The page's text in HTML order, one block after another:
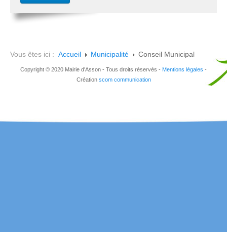
Vous êtes ici : Accueil Municipalité Conseil Municipal
Copyright © 2020 Mairie d'Asson - Tous droits réservés - Mentions légales -
Création scom communication